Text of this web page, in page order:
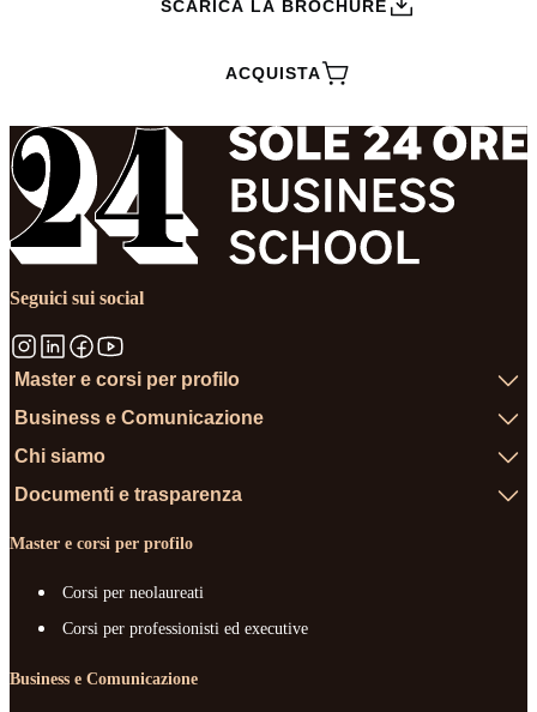
SCARICA LA BROCHURE
ACQUISTA
Seguici sui social
Master e corsi per profilo
Business e Comunicazione
Chi siamo
Documenti e trasparenza
Master e corsi per profilo
Corsi per neolaureati
Corsi per professionisti ed executive
Business e Comunicazione